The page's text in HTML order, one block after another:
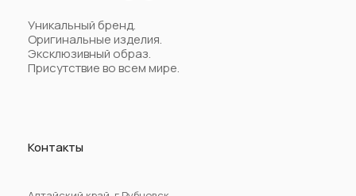
Уникальный бренд.
Оригинальные изделия.
Эксклюзивный образ.
Присутствие во всем мире.
Контакты